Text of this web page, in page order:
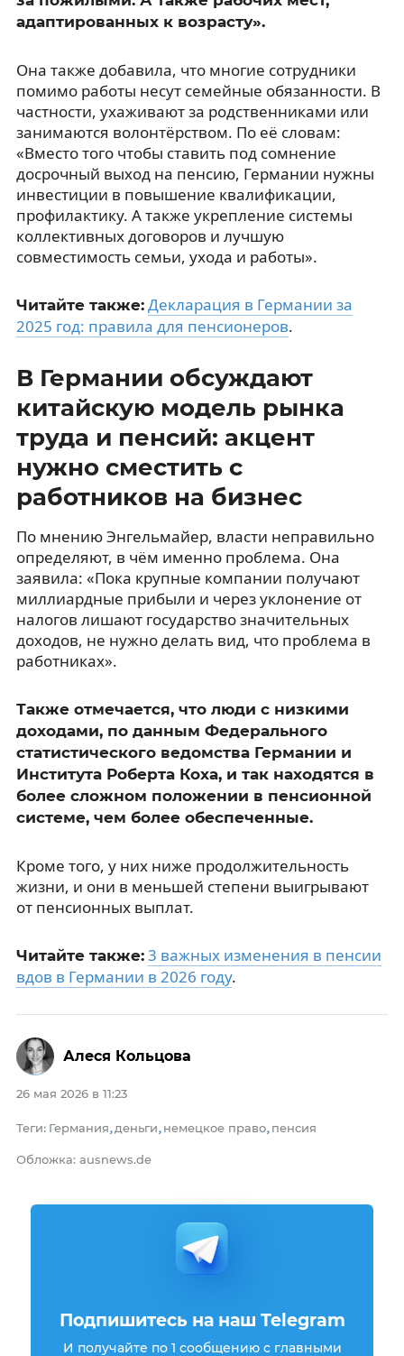
адаптированных к возрасту».
Она также добавила, что многие сотрудники
помимо работы несут семейные обязанности. В
частности, ухаживают за родственниками или
занимаются волонтёрством. По её словам:
«Вместо того чтобы ставить под сомнение
досрочный выход на пенсию, Германии нужны
инвестиции в повышение квалификации,
профилактику. А также укрепление системы
коллективных договоров и лучшую
совместимость семьи, ухода и работы».
Читайте также: Декларация в Германии за
2025 год: правила для пенсионеров.
В Германии обсуждают
китайскую модель рынка
труда и пенсий: акцент
нужно сместить с
работников на бизнес
По мнению Энгельмайер, власти неправильно
определяют, в чём именно проблема. Она
заявила: «Пока крупные компании получают
миллиардные прибыли и через уклонение от
налогов лишают государство значительных
доходов, не нужно делать вид, что проблема в
работниках».
Также отмечается, что люди с низкими
доходами, по данным Федерального
статистического ведомства Германии и
Института Роберта Коха, и так находятся в
более сложном положении в пенсионной
системе, чем более обеспеченные.
Кроме того, у них ниже продолжительность
жизни, и они в меньшей степени выигрывают
от пенсионных выплат.
Читайте также: 3 важных изменения в пенсии
вдов в Германии в 2026 году.
26 мая 2026 в 11:23
Теги: Германия, деньги, немецкое право, пенсия
Обложка: ausnews.de
Алеся Кольцова
Подпишитесь на наш Telegram
И получайте по 1 сообщению с главными